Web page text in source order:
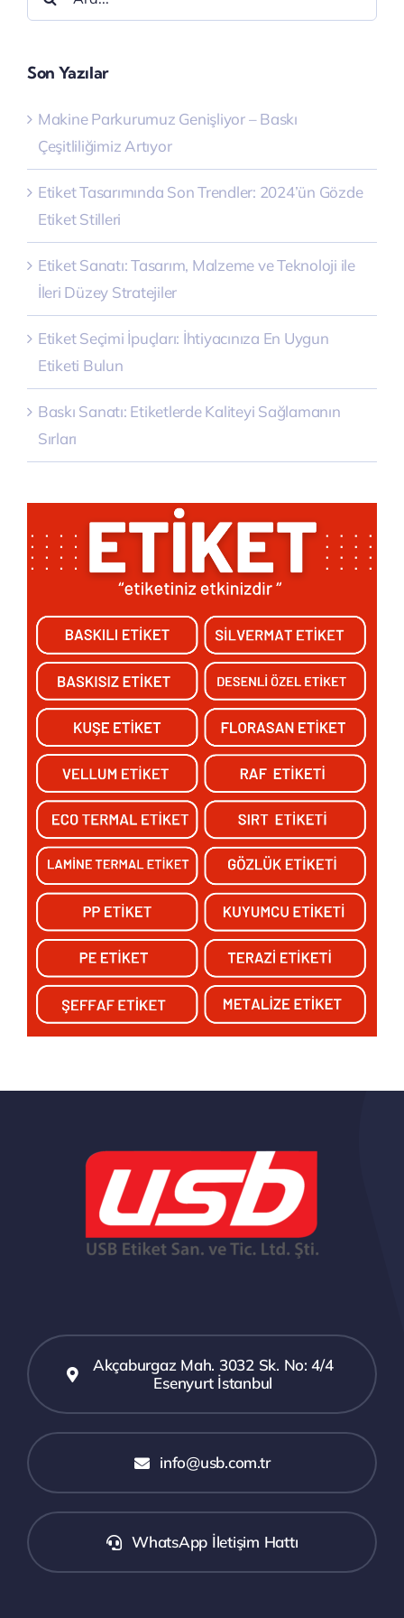
ara:
Son Yazılar
Makine Parkurumuz Genişliyor – Baskı
Çeşitliliğimiz Artıyor
Etiket Tasarımında Son Trendler: 2024’ün Gözde
Etiket Stilleri
Etiket Sanatı: Tasarım, Malzeme ve Teknoloji ile
İleri Düzey Stratejiler
Etiket Seçimi İpuçları: İhtiyacınıza En Uygun
Etiketi Bulun
Baskı Sanatı: Etiketlerde Kaliteyi Sağlamanın
Sırları
Akçaburgaz Mah. 3032 Sk. No: 4/4
Esenyurt İstanbul
info@usb.com.tr
WhatsApp İletişim Hattı